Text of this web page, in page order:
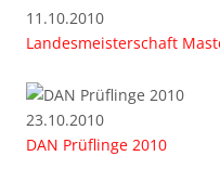
11.10.2010
Landesmeisterschaft
23.10.2010
DAN Prüflinge 2010